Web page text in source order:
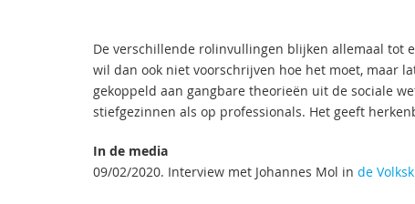
De verschillende rolinvullingen blijken allemaal tot
wil dan ook niet voorschrijven hoe het moet, maar
gekoppeld aan gangbare theorieën uit de sociale
stiefgezinnen als op professionals. Het geeft
In de media
09/02/2020. Interview met Johannes Mol in de